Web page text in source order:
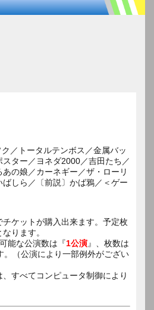
／トータルテンボス／金属バッ
スター／ヨネダ2000／吉田たち／
あの娘／カーネギー／ザ・ローリ
しら／〔前説〕かば鴉／＜ゲー
チケットが購入出来ます。予定枚
ります。
能な公演数は『1公演』、枚数は
。（公演により一部例外がござい
、すべてコンピュータ制御により